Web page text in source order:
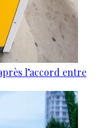
l’accord entre